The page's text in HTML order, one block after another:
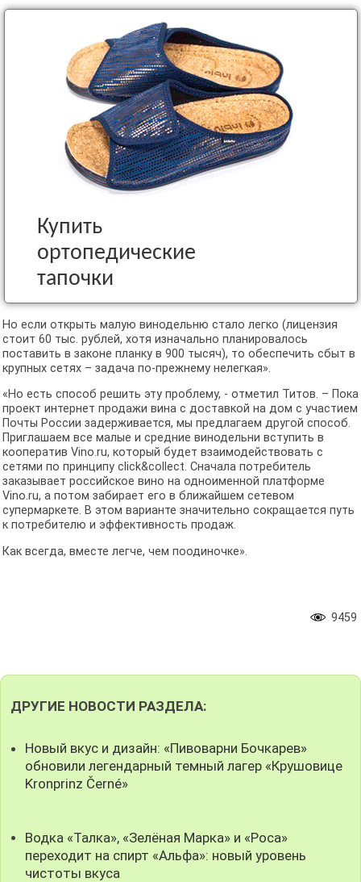
Купить
ортопедические
тапочки
Но если открыть малую винодельню стало легко (лицензия
стоит 60 тыс. рублей, хотя изначально планировалось
поставить в законе планку в 900 тысяч), то обеспечить сбыт в
крупных сетях – задача по-прежнему нелегкая».
«Но есть способ решить эту проблему, - отметил Титов. – Пока
проект интернет продажи вина с доставкой на дом с участием
Почты России задерживается, мы предлагаем другой способ.
Приглашаем все малые и средние винодельни вступить в
кооператив Vino.ru, который будет взаимодействовать с
сетями по принципу click&collect. Сначала потребитель
заказывает российское вино на одноименной платформе
Vino.ru, а потом забирает его в ближайшем сетевом
супермаркете. В этом варианте значительно сокращается путь
к потребителю и эффективность продаж.
Как всегда, вместе легче, чем поодиночке».
9459
ДРУГИЕ НОВОСТИ РАЗДЕЛА:
Новый вкус и дизайн: «Пивоварни Бочкарев»
обновили легендарный темный лагер «Крушовице
Kronprinz Černé»
Водка «Талка», «Зелёная Марка» и «Роса»
переходит на спирт «Альфа»: новый уровень
чистоты вкуса